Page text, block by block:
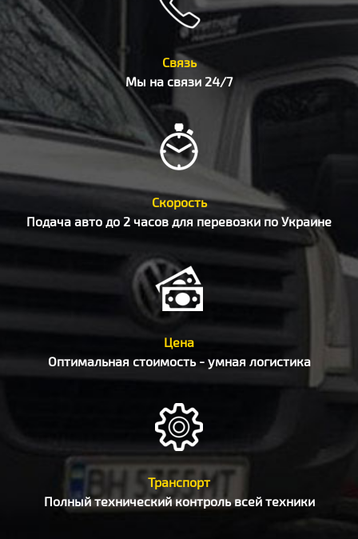
Связь
Мы на связи 24/7
Скорость
Подача авто до 2 часов для перевозки по Украине
Цена
Оптимальная стоимость - умная логистика
Транспорт
Полный технический контроль всей техники